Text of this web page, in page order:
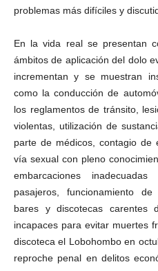
problemas más difíciles y
En la vida real se presentan
ámbitos de aplicación del dolo
incrementan y se muestran
como la conducción de
los reglamentos de tránsito,
violentas, utilización de
parte de médicos, contagio de
vía sexual con pleno
embarcaciones
pasajeros, funcionamiento
bares y discotecas
incapaces para evitar muertes
discoteca el Lobohombo en
reproche penal en delitos